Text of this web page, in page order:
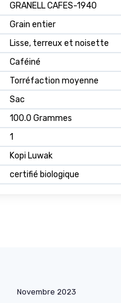
GRANELL CAFES-1940
Grain entier
Lisse, terreux et noisette
Caféiné
Torréfaction moyenne
Sac
100.0 Grammes
1
Kopi Luwak
certifié biologique
Novembre 2023